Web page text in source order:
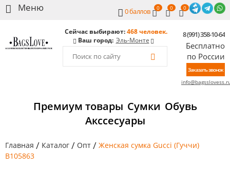
0баллов 0 0 0
Сейчас выбирают:468 человек.
Ваш город: Эль-Монте
8 (991) 358-10-64
Бесплатно
по России
Заказать звонок
Премиум товары Сумки Обувь
Акссесуары
Главная / Каталог / Опт / Женская сумка Gucci (Гуччи)
B105863